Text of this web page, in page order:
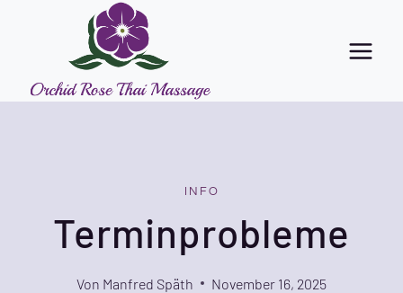
INFO
Terminprobleme
Von Manfred Späth November 16, 2025